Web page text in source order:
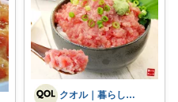
クオル｜暮らしの「質」爆上げ🈁